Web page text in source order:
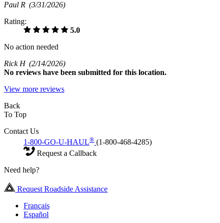
Paul R (3/31/2026)
Rating:
5.0
No action needed
Rick H (2/14/2026)
No reviews have been submitted for this location.
View more reviews
Back
To Top
Contact Us
1-800-GO-U-HAUL® (1-800-468-4285)
Request a Callback
Need help?
Request Roadside Assistance
Français
Español